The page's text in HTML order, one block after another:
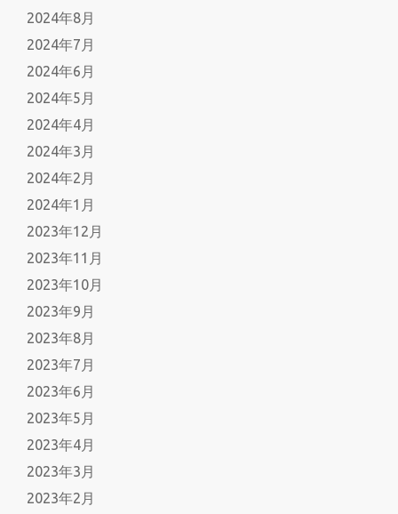
2024年8月
2024年7月
2024年6月
2024年5月
2024年4月
2024年3月
2024年2月
2024年1月
2023年12月
2023年11月
2023年10月
2023年9月
2023年8月
2023年7月
2023年6月
2023年5月
2023年4月
2023年3月
2023年2月